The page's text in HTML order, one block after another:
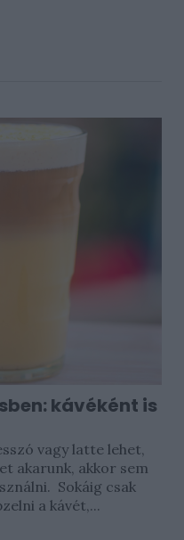
kávéként is
vagy latte lehet,
akarunk, akkor sem
Sokáig csak
a kávét,...